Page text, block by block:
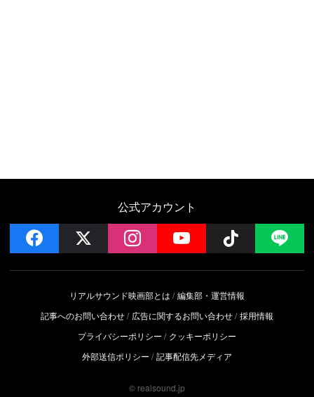
公式アカウント
facebook instagramYouTube Follow
リアルサウンド映画部とは
編集部・運営情報
記事へのお問い合わせ
広告に関するお問い合わせ 採用情報
プライバシーポリシー
クッキーポリシー
外部送信ポリシー
記事配信先メディア
© realsound.jp